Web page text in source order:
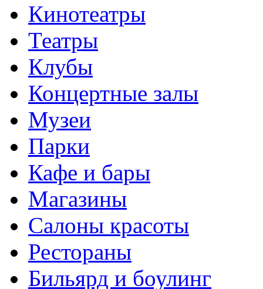
Кинотеатры
Театры
Клубы
Концертные залы
Музеи
Парки
Кафе и бары
Магазины
Салоны красоты
Рестораны
Бильярд и боулинг